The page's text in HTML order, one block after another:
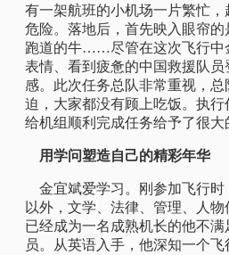
有一架航班的小机场一片繁忙
危险。落地后，首先映入眼帘
跑道的牛……尽管在这次飞行中
表情、看到疲惫的中国救援队
感。此次任务总队非常重视，
迫，大家都没有顾上吃饭。执
给机组顺利完成任务给予了很大
用学问塑造自己的精彩年华
金宜斌爱学习。刚参加飞行时
以外，文学、法律、管理、人
已经成为一名成熟机长的他不
员。从英语入手，他深知一个